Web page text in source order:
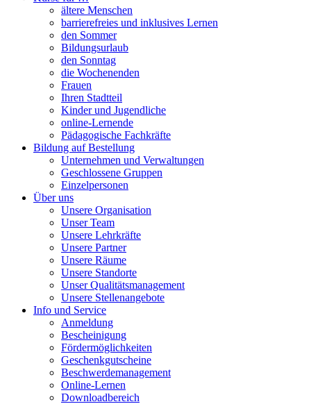
ältere Menschen
barrierefreies und inklusives Lernen
den Sommer
Bildungsurlaub
den Sonntag
die Wochenenden
Frauen
Ihren Stadtteil
Kinder und Jugendliche
online-Lernende
Pädagogische Fachkräfte
Bildung auf Bestellung
Unternehmen und Verwaltungen
Geschlossene Gruppen
Einzelpersonen
Über uns
Unsere Organisation
Unser Team
Unsere Lehrkräfte
Unsere Partner
Unsere Räume
Unsere Standorte
Unser Qualitätsmanagement
Unsere Stellenangebote
Info und Service
Anmeldung
Bescheinigung
Fördermöglichkeiten
Geschenkgutscheine
Beschwerdemanagement
Online-Lernen
Downloadbereich